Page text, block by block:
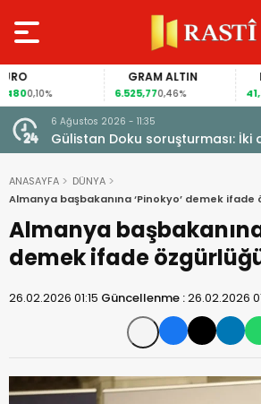
0,10%
GRAM ALTIN
6.525,770,46%
FAİZ
41,60
6 Ağustos 2026 - 11:35
Gülistan Doku soruşturması: İki
ANASAYFA
DÜNYA
Almanya başbakanına ‘Pinokyo’ demek ifade
Almanya
demek ifade
26.02.2026 01:15 Güncellenme :26.02.2026